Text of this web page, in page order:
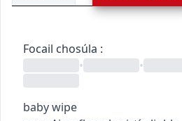
Focail chosúla :
•
•
baby wipe